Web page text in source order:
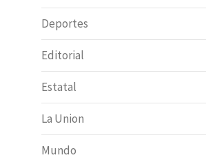
Deportes
Editorial
Estatal
La Union
Mundo